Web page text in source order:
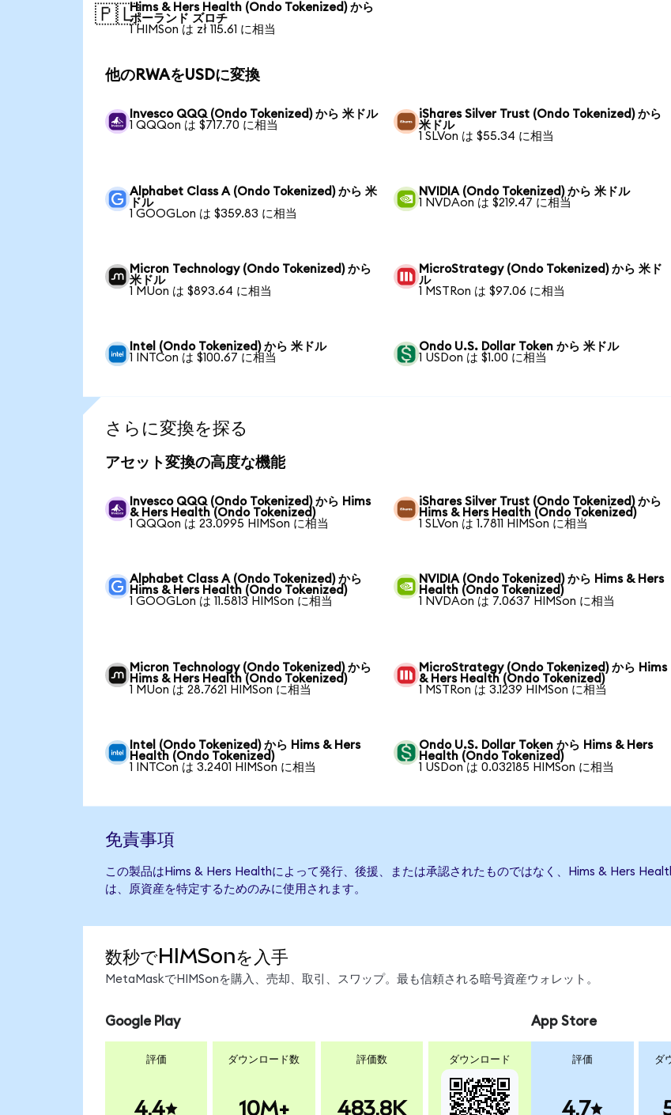
🇵🇱Hims & Hers Health (Ondo Tokenized) から
ポーランド ズロチ
1 HIMSon は zł 115.61 に相当
他のRWAをUSDに変換
Invesco QQQ (Ondo Tokenized) から 米ドル
1 QQQon は $717.70 に相当
iShares Silver Trust (Ondo Tokenized) から
米ドル
1 SLVon は $55.34 に相当
Alphabet Class A (Ondo Tokenized) から 米
ドル
1 GOOGLon は $359.83 に相当
NVIDIA (Ondo Tokenized) から 米ドル
1 NVDAon は $219.47 に相当
Micron Technology (Ondo Tokenized) から
米ドル
1 MUon は $893.64 に相当
MicroStrategy (Ondo Tokenized) から 米ド
ル
1 MSTRon は $97.06 に相当
Intel (Ondo Tokenized) から 米ドル
1 INTCon は $100.67 に相当
Ondo U.S. Dollar Token から 米ドル
1 USDon は $1.00 に相当
さらに変換を探る
アセット変換の高度な機能
Invesco QQQ (Ondo Tokenized) から Hims
& Hers Health (Ondo Tokenized)
1 QQQon は 23.0995 HIMSon に相当
iShares Silver Trust (Ondo Tokenized) から
Hims & Hers Health (Ondo Tokenized)
1 SLVon は 1.7811 HIMSon に相当
Alphabet Class A (Ondo Tokenized) から
Hims & Hers Health (Ondo Tokenized)
1 GOOGLon は 11.5813 HIMSon に相当
NVIDIA (Ondo Tokenized) から Hims & Hers
Health (Ondo Tokenized)
1 NVDAon は 7.0637 HIMSon に相当
Micron Technology (Ondo Tokenized) から
Hims & Hers Health (Ondo Tokenized)
1 MUon は 28.7621 HIMSon に相当
MicroStrategy (Ondo Tokenized) から Hims
& Hers Health (Ondo Tokenized)
1 MSTRon は 3.1239 HIMSon に相当
Intel (Ondo Tokenized) から Hims & Hers
Health (Ondo Tokenized)
1 INTCon は 3.2401 HIMSon に相当
Ondo U.S. Dollar Token から Hims & Hers
Health (Ondo Tokenized)
1 USDon は 0.032185 HIMSon に相当
免責事項
この製品はHims & Hers Healthによって発行、後援、または承認されたものではなく、Hims & Hers
は、原資産を特定するためのみに使用されます。
数秒でHIMSonを入手
MetaMaskでHIMSonを購入、売却、取引、スワップ。最も信頼される暗号資産ウォレット。
Google Play
評価
4.4
ダウンロード数
10M+
評価数
483.8K
ダウンロード
App Store
評価
4.7
ダ